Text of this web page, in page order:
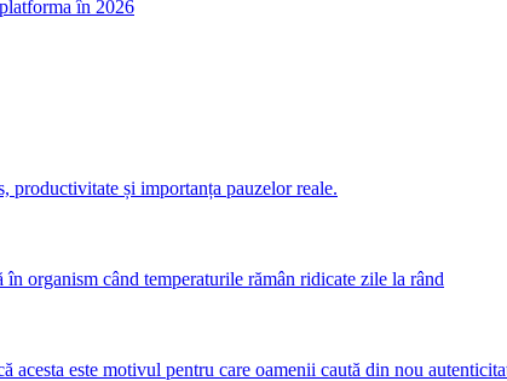
în 2026
productivitate și importanța pauzelor reale.
organism când temperaturile rămân ridicate zile la rând
acesta este motivul pentru care oamenii caută din nou